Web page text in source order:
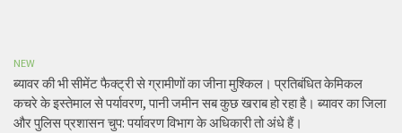
NEW
ब्यावर की भी सीमेंट फैक्ट्री से ग्रामीणों का जीना मुश्किल। प्रतिबंधित केमिकल
कचरे के इस्तेमाल से पर्यावरण, पानी जमीन सब कुछ खराब हो रहा है। ब्यावर का जिला
और पुलिस प्रशासन चुप: पर्यावरण विभाग के अधिकारी तो अंधे हैं।